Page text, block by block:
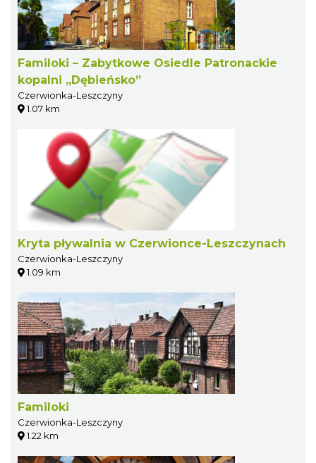
Familoki – Zabytkowe Osiedle Patronackie
kopalni „Dębieńsko”
Czerwionka-Leszczyny
1.07 km
Kryta pływalnia w Czerwionce-Leszczynach
Czerwionka-Leszczyny
1.09 km
Familoki
Czerwionka-Leszczyny
1.22 km